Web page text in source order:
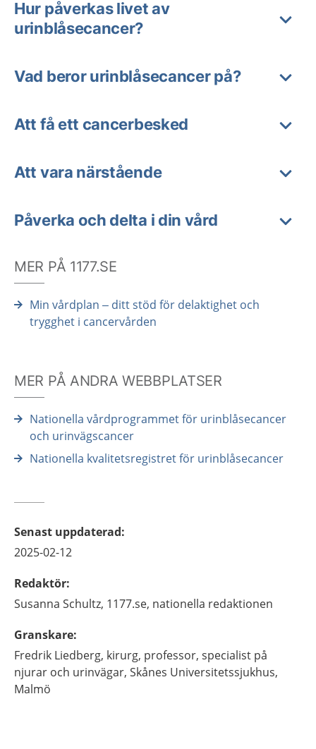
Hur påverkas livet av
urinblåsecancer?
Vad beror urinblåsecancer på?
Att få ett cancerbesked
Att vara närstående
Påverka och delta i din vård
MER PÅ 1177.SE
Min vårdplan – ditt stöd för delaktighet och
trygghet i cancervården
MER PÅ ANDRA WEBBPLATSER
Nationella vårdprogrammet för urinblåsecancer
och urinvägscancer
Nationella kvalitetsregistret för urinblåsecancer
Senast uppdaterad:
2025-02-12
Redaktör:
Susanna Schultz, 1177.se, nationella redaktionen
Granskare:
Fredrik Liedberg, kirurg, professor, specialist på
njurar och urinvägar, Skånes Universitetssjukhus,
Malmö